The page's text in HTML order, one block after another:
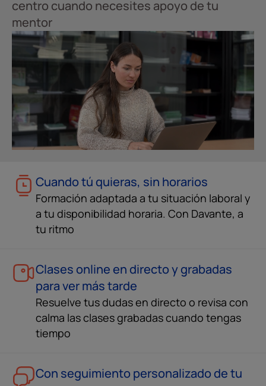
centro cuando necesites apoyo de tu
mentor
Cuando tú quieras, sin horarios
Formación adaptada a tu situación laboral y
a tu disponibilidad horaria. Con Davante, a
tu ritmo
Clases online en directo y grabadas
para ver más tarde
Resuelve tus dudas en directo o revisa con
calma las clases grabadas cuando tengas
tiempo
Con seguimiento personalizado de tu